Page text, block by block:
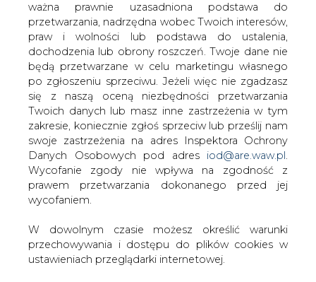
ważna prawnie uzasadniona podstawa do
przetwarzania, nadrzędna wobec Twoich interesów,
praw i wolności lub podstawa do ustalenia,
dochodzenia lub obrony roszczeń. Twoje dane nie
będą przetwarzane w celu marketingu własnego
po zgłoszeniu sprzeciwu. Jeżeli więc nie zgadzasz
się z naszą oceną niezbędności przetwarzania
Twoich danych lub masz inne zastrzeżenia w tym
zakresie, koniecznie zgłoś sprzeciw lub prześlij nam
swoje zastrzeżenia na adres Inspektora Ochrony
Danych Osobowych pod adres iod@are.waw.pl.
Wycofanie zgody nie wpływa na zgodność z
prawem przetwarzania dokonanego przed jej
wycofaniem.
W dowolnym czasie możesz określić warunki
przechowywania i dostępu do plików cookies w
ustawieniach przeglądarki internetowej.
Miasto Białystok przystąpiło do
opracowania Planu Gospodarki
Niskoemisyjnej (PGN), z perspektywą
realizacji do roku 2025. Przedsiębiorcy
mogą zgłaszać swoje plany
inwestycyjne związane z gospodarką
niskoemisyjną do 30 maja.
"Plan gospodarki niskoemisyjnej dla Miasta Białegostoku
ma na celu poprawę efektywności energetycznej i
redukcję zużycia energii, zwiększenie udziału
jakości powietrza w mieście " - informuje białostocki
magistrat.